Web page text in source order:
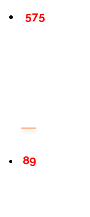
575
89